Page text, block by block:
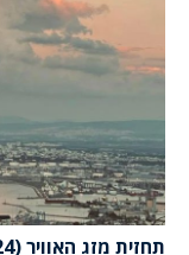
תחזית מזג האוויר (09/07/24): חם מהרגיל לעונה